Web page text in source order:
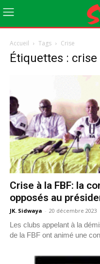
Accueil Tags Crise
Étiquettes : crise
Crise à la FBF: la
opposés au
JK. Sidwaya - 20 décembre 2023
Les clubs appelant à la
de la FBF ont animé une